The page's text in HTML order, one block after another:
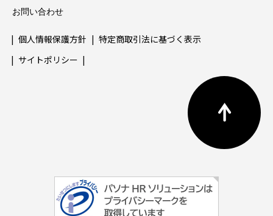
お問い合わせ
個人情報保護方針
特定商取引法に基づく表示
サイトポリシー